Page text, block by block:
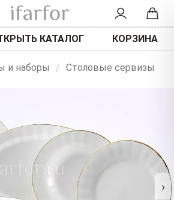
КАТАЛОГ КОРЗИНА
и наборы / Столовые сервизы
›